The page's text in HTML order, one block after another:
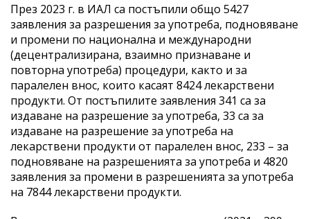
През 2023 г. в ИАЛ са постъпили общо 5427
заявления за разрешения за употреба, подновяване
и промени по национална и международни
(децентрализирана, взаимно признаване и
повторна употреба) процедури, както и за
паралелен внос, които касаят 8424 лекарствени
продукти. От постъпилите заявления 341 са за
издаване на разрешение за употреба, 33 са за
издаване на разрешение за употреба на
лекарствени продукти от паралелен внос, 233 – за
подновяване на разрешенията за употреба и 4820
заявления за промени в разрешенията за употреба
на 7844 лекарствени продукти.